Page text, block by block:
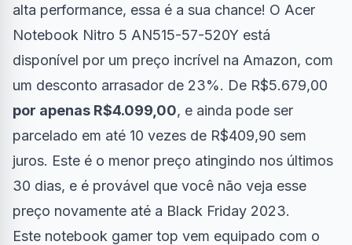
alta performance, essa é a sua chance! O Acer
Notebook Nitro 5 AN515-57-520Y está
disponível por um preço incrível na Amazon, com
um desconto arrasador de 23%. De R$5.679,00
por apenas R$4.099,00, e ainda pode ser
parcelado em até 10 vezes de R$409,90 sem
juros. Este é o menor preço atingindo nos últimos
30 dias, e é provável que você não veja esse
preço novamente até a Black Friday 2023.
Este notebook gamer top vem equipado com o